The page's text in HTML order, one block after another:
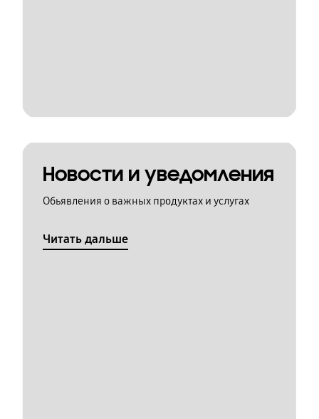
Новости и уведомления
Обьявления о важных продуктах и услугах
Читать дальше